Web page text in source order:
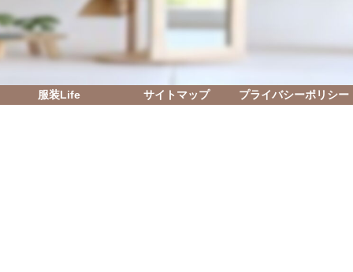
服装Life サイトマップ プライバシーポリシー